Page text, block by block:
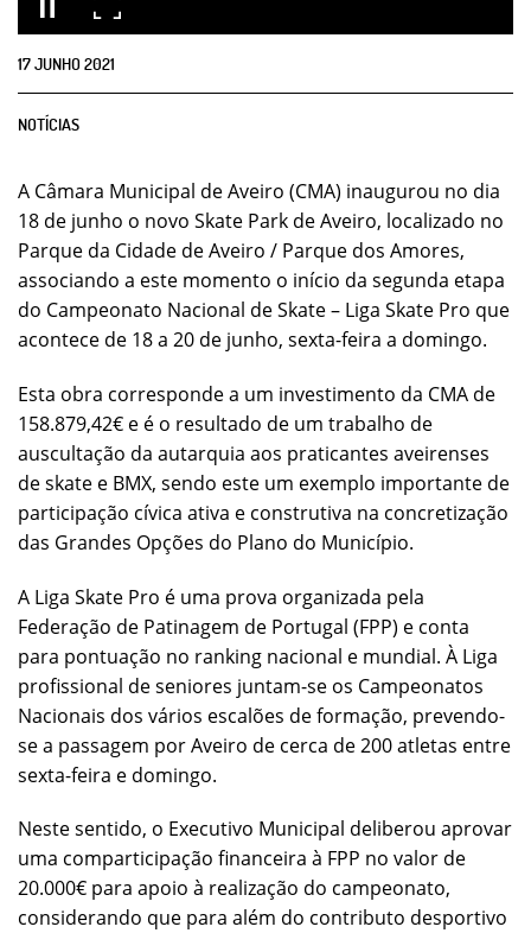
17JUNHO2021
NOTÍCIAS
A Câmara Municipal de Aveiro (CMA) inaugurou no dia
18 de junho o novo Skate Park de Aveiro, localizado no
Parque da Cidade de Aveiro / Parque dos Amores,
associando a este momento o início da segunda etapa
do Campeonato Nacional de Skate – Liga Skate Pro que
acontece de 18 a 20 de junho, sexta-feira a domingo.
Esta obra corresponde a um investimento da CMA de
158.879,42€ e é o resultado de um trabalho de
auscultação da autarquia aos praticantes aveirenses
de skate e BMX, sendo este um exemplo importante de
participação cívica ativa e construtiva na concretização
das Grandes Opções do Plano do Município.
A Liga Skate Pro é uma prova organizada pela
Federação de Patinagem de Portugal (FPP) e conta
para pontuação no ranking nacional e mundial. À Liga
profissional de seniores juntam-se os Campeonatos
Nacionais dos vários escalões de formação, prevendo-
se a passagem por Aveiro de cerca de 200 atletas entre
sexta-feira e domingo.
Neste sentido, o Executivo Municipal deliberou aprovar
uma comparticipação financeira à FPP no valor de
20.000€ para apoio à realização do campeonato,
considerando que para além do contributo desportivo